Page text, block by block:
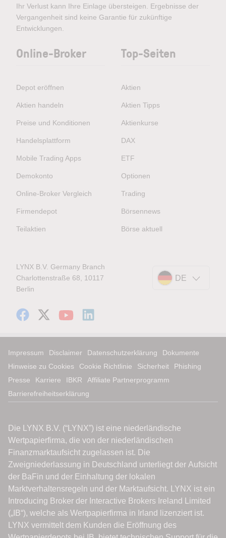
Ihr Verlust kann Ihre Einlage übersteigen. Ergebnisse der
Vergangenheit sind keine Garantie für zukünftige
Entwicklungen.
Online-Broker
Depot eröffnen
Aktien handeln
Preise und Konditionen
Handelsplattform
Mobile Trading Apps
Demokonto
Online-Broker Vergleich
Firmendepot
Teilaktien
Top-Seiten
Aktien
Aktien Tipps
Aktienkurse
DAX
ETF
Optionen
Trading
Börsennews
Börse aktuell
LYNX B.V. Germany Branch
Charlottenstraße 68, 10117
Berlin
DE
Impressum Disclaimer Datenschutzerklärung
Dokumente
Hinweise zu Cookies
Cookie Richtlinie Sicherheit
Phishing
Presse
Karriere IBKR
Affiliate Partnerprogramm
Barrierefreiheitserklärung